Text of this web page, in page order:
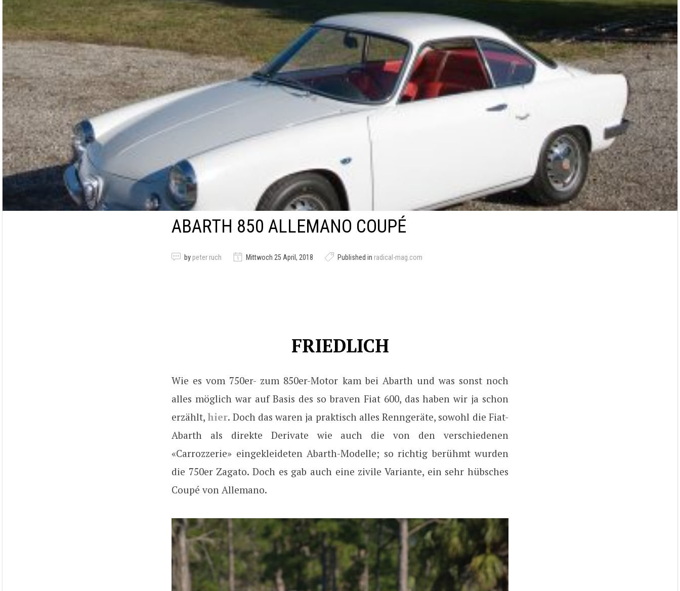
ABARTH 850 ALLEMANO COUPÉ
by peter ruch Mittwoch 25 April, 2018 Published in radical-mag.com
FRIEDLICH
Wie es vom 750er- zum 850er-Motor kam bei Abarth und was sonst noch
alles möglich war auf Basis des so braven Fiat 600, das haben wir ja schon
erzählt,hier. Doch das waren ja praktisch alles Renngeräte, sowohl die Fiat-
Abarth als direkte Derivate wie auch die von den verschiedenen
«Carrozzerie» eingekleideten Abarth-Modelle; so richtig berühmt wurden
die 750er Zagato. Doch es gab auch eine zivile Variante, ein sehr hübsches
Coupé von Allemano.